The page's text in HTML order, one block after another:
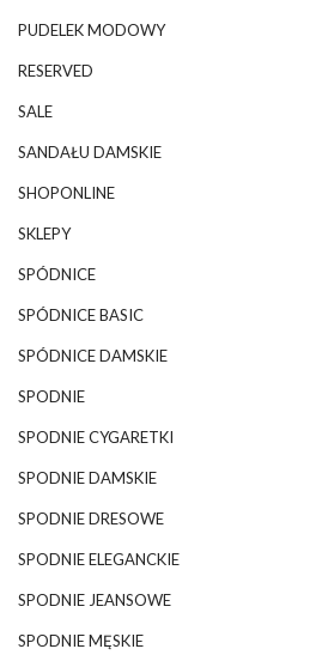
PUDELEK MODOWY
RESERVED
SALE
SANDAŁU DAMSKIE
SHOPONLINE
SKLEPY
SPÓDNICE
SPÓDNICE BASIC
SPÓDNICE DAMSKIE
SPODNIE
SPODNIE CYGARETKI
SPODNIE DAMSKIE
SPODNIE DRESOWE
SPODNIE ELEGANCKIE
SPODNIE JEANSOWE
SPODNIE MĘSKIE